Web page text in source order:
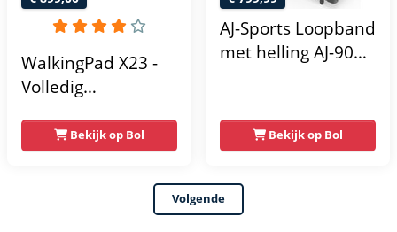
draagvermogen
WalkingPad X23 -
Volledig
Loopband -
16KM/u
Bekijk op Bol
AJ-Sports Loopband
met helling AJ-9005
Inklapbaar - 15%
Elektronische
Hardloopband -
Walking pad -
Bekijk op Bol
Volgende